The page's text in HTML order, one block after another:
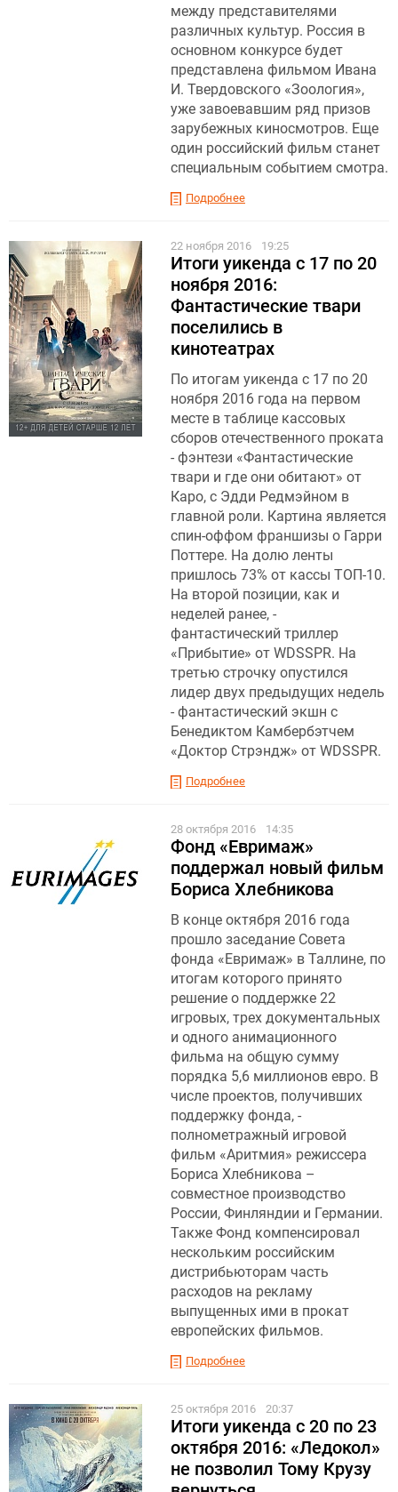
между представителями
различных культур. Россия в
основном конкурсе будет
представлена фильмом Ивана
И. Твердовского «Зоология»,
уже завоевавшим ряд призов
зарубежных киносмотров. Еще
один российский фильм станет
специальным событием смотра.
Подробнее
22 ноября 2016 19:25
Итоги уикенда с 17 по 20
ноября 2016:
Фантастические твари
поселились в
кинотеатрах
По итогам уикенда с 17 по 20
ноября 2016 года на первом
месте в таблице кассовых
сборов отечественного проката
- фэнтези «Фантастические
твари и где они обитают» от
Каро, с Эдди Редмэйном в
главной роли. Картина является
спин-оффом франшизы о Гарри
Поттере. На долю ленты
пришлось 73% от кассы ТОП-10.
На второй позиции, как и
неделей ранее, -
фантастический триллер
«Прибытие» от WDSSPR. На
третью строчку опустился
лидер двух предыдущих недель
- фантастический экшн с
Бенедиктом Камбербэтчем
«Доктор Стрэндж» от WDSSPR.
Подробнее
28 октября 2016 14:35
Фонд «Евримаж»
поддержал новый фильм
Бориса Хлебникова
В конце октября 2016 года
прошло заседание Совета
фонда «Евримаж» в Таллине, по
итогам которого принято
решение о поддержке 22
игровых, трех документальных
и одного анимационного
фильма на общую сумму
порядка 5,6 миллионов евро. В
числе проектов, получивших
поддержку фонда, -
полнометражный игровой
фильм «Аритмия» режиссера
Бориса Хлебникова –
совместное производство
России, Финляндии и Германии.
Также Фонд компенсировал
нескольким российским
дистрибьюторам часть
расходов на рекламу
выпущенных ими в прокат
европейских фильмов.
Подробнее
25 октября 2016 20:37
Итоги уикенда с 20 по 23
октября 2016: «Ледокол»
не позволил Тому Крузу